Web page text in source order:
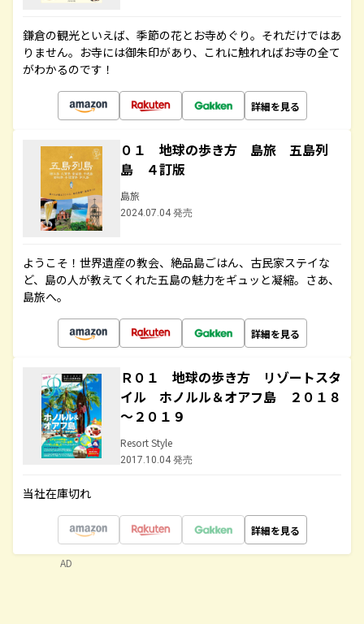
鎌倉の観光といえば、季節の花とお寺めぐり。それだけではあ
りません。お寺には御朱印があり、これに触れればお寺の全て
がわかるのです！
詳細を見る
０１ 地球の歩き方 島旅 五島列
島 ４訂版
島旅
2024.07.04 発売
ようこそ！世界遺産の教会、絶品島ごはん、古民家ステイな
ど、島の人が教えてくれた五島の魅力をギュッと凝縮。さあ、
島旅へ。
詳細を見る
Ｒ０１ 地球の歩き方 リゾートスタ
イル ホノルル＆オアフ島 ２０１８
～２０１９
Resort Style
2017.10.04 発売
当社在庫切れ
詳細を見る
AD